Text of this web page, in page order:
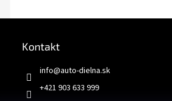
Kontakt
info@auto-dielna.sk
+421 903 633 999